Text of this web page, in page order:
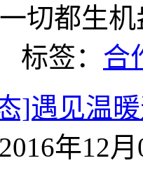
切都生
标签： 合
]遇见温
2016年12